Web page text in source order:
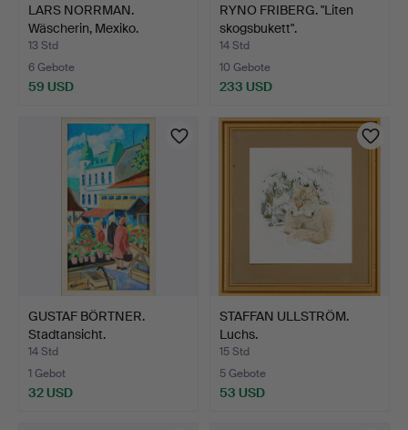
LARS NORRMAN.
Wäscherin, Mexiko.
13 Std
6 Gebote
59 USD
RYNO FRIBERG. "Liten
skogsbukett".
14 Std
10 Gebote
233 USD
GUSTAF BÖRTNER.
Stadtansicht.
14 Std
1 Gebot
32 USD
STAFFAN ULLSTRÖM.
Luchs.
15 Std
5 Gebote
53 USD